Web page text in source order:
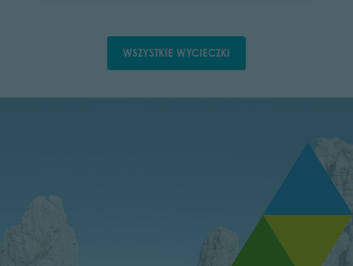
WSZYSTKIE WYCIECZKI